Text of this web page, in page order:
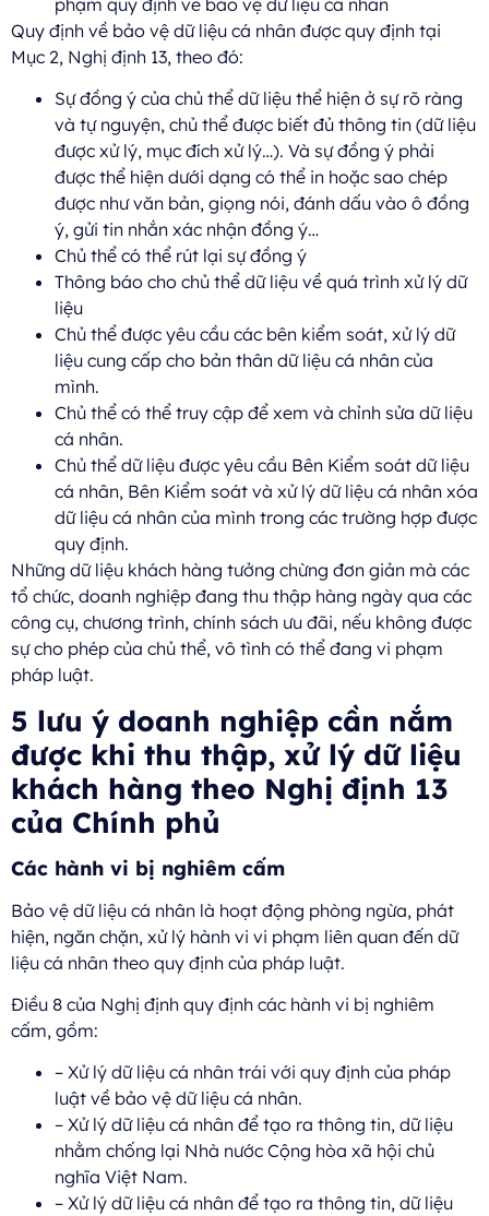
Quy định về bảo vệ dữ liệu cá nhân được quy định tại
Mục 2, Nghị định 13, theo đó:
Sự đồng ý của chủ thể dữ liệu thể hiện ở sự rõ ràng
và tự nguyện, chủ thể được biết đủ thông tin (dữ liệu
được xử lý, mục đích xử lý…). Và sự đồng ý phải
được thể hiện dưới dạng có thể in hoặc sao chép
được như văn bản, giọng nói, đánh dấu vào ô đồng
ý, gửi tin nhắn xác nhận đồng ý…
Chủ thể có thể rút lại sự đồng ý
Thông báo cho chủ thể dữ liệu về quá trình xử lý dữ
liệu
Chủ thể được yêu cầu các bên kiểm soát, xử lý dữ
liệu cung cấp cho bản thân dữ liệu cá nhân của
mình.
Chủ thể có thể truy cập để xem và chỉnh sửa dữ liệu
cá nhân.
Chủ thể dữ liệu được yêu cầu Bên Kiểm soát dữ liệu
cá nhân, Bên Kiểm soát và xử lý dữ liệu cá nhân xóa
dữ liệu cá nhân của mình trong các trường hợp được
quy định.
Những dữ liệu khách hàng tưởng chừng đơn giản mà các
tổ chức, doanh nghiệp đang thu thập hàng ngày qua các
công cụ, chương trình, chính sách ưu đãi, nếu không được
sự cho phép của chủ thể, vô tình có thể đang vi phạm
pháp luật.
5 lưu ý doanh nghiệp cần nắm
được khi thu thập, xử lý dữ liệu
khách hàng theo Nghị định 13
của Chính phủ
Các hành vi bị nghiêm cấm
Bảo vệ dữ liệu cá nhân là hoạt động phòng ngừa, phát
hiện, ngăn chặn, xử lý hành vi vi phạm liên quan đến dữ
liệu cá nhân theo quy định của pháp luật.
Điều 8 của Nghị định quy định các hành vi bị nghiêm
cấm, gồm:
– Xử lý dữ liệu cá nhân trái với quy định của pháp
luật về bảo vệ dữ liệu cá nhân.
– Xử lý dữ liệu cá nhân để tạo ra thông tin, dữ liệu
nhằm chống lại Nhà nước Cộng hòa xã hội chủ
nghĩa Việt Nam.
– Xử lý dữ liệu cá nhân để tạo ra thông tin, dữ liệu